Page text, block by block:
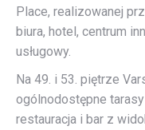
Place, realizowanej
biura, hotel, centrum
usługowy.
Na 49. i 53. piętrze
ogólnodostępne
restauracja i bar z